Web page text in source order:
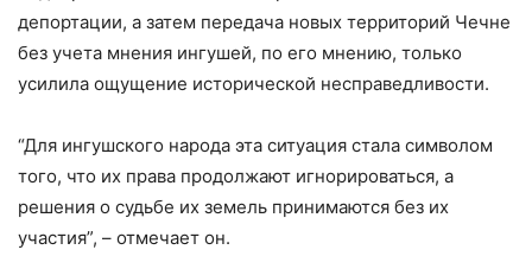
депортации, а затем передача новых территорий Чечне
без учета мнения ингушей, по его мнению, только
усилила ощущение исторической несправедливости.
“Для ингушского народа эта ситуация стала символом
того, что их права продолжают игнорироваться, а
решения о судьбе их земель принимаются без их
участия”, – отмечает он.